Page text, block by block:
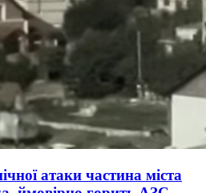
атаки частина міста